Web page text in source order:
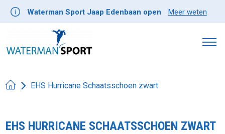
Waterman Sport Jaap Edenbaan open Meer weten
EHS Hurricane Schaatsschoen zwart
EHS HURRICANE SCHAATSSCHOEN ZWART